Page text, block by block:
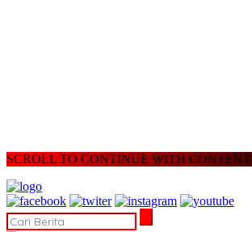
SCROLL TO CONTINUE WITH CONTENT